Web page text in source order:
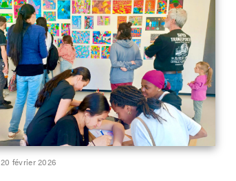
20 février 2026